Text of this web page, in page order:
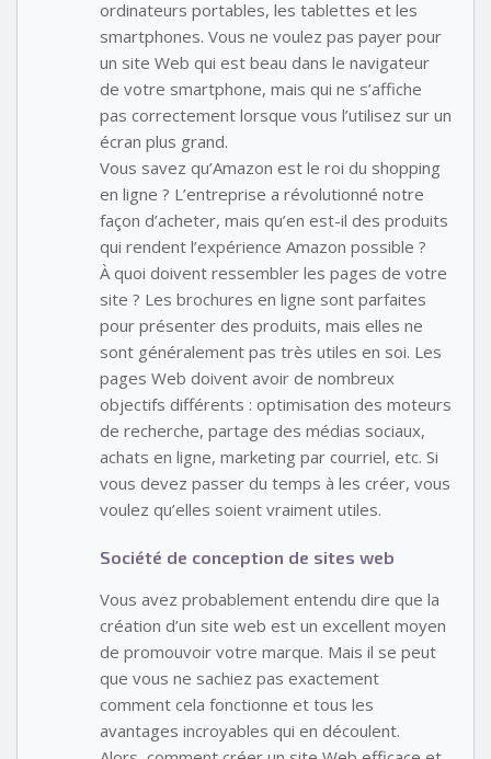
ordinateurs portables, les tablettes et les
smartphones. Vous ne voulez pas payer pour
un site Web qui est beau dans le navigateur
de votre smartphone, mais qui ne s’affiche
pas correctement lorsque vous l’utilisez sur un
écran plus grand.
Vous savez qu’Amazon est le roi du shopping
en ligne ? L’entreprise a révolutionné notre
façon d’acheter, mais qu’en est-il des produits
qui rendent l’expérience Amazon possible ?
À quoi doivent ressembler les pages de votre
site ? Les brochures en ligne sont parfaites
pour présenter des produits, mais elles ne
sont généralement pas très utiles en soi. Les
pages Web doivent avoir de nombreux
objectifs différents : optimisation des moteurs
de recherche, partage des médias sociaux,
achats en ligne, marketing par courriel, etc. Si
vous devez passer du temps à les créer, vous
voulez qu’elles soient vraiment utiles.
Société de conception de sites web
Vous avez probablement entendu dire que la
création d’un site web est un excellent moyen
de promouvoir votre marque. Mais il se peut
que vous ne sachiez pas exactement
comment cela fonctionne et tous les
avantages incroyables qui en découlent.